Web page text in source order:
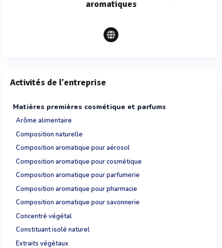
aromatiques
Activités de l'entreprise
Matières premières cosmétique et parfums
Arôme alimentaire
Composition naturelle
Composition aromatique pour aérosol
Composition aromatique pour cosmétique
Composition aromatique pour parfumerie
Composition aromatique pour pharmacie
Composition aromatique pour savonnerie
Concentré végétal
Constituant isolé naturel
Extraits végétaux